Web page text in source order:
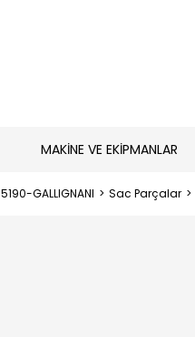
MAKİNE VE EKİPMANLAR
5190-GALLIGNANI Sac Parçalar